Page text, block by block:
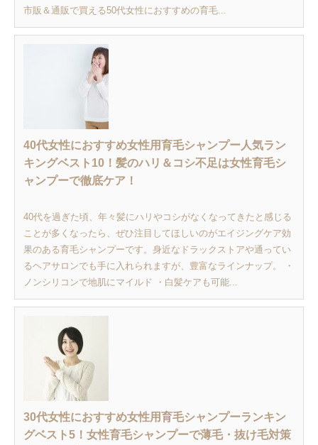
市販＆通販で買える50代女性におすすめの育毛...
40代女性におすすめ女性用育毛シャンプー人気ラン
キングベスト10！髪のハリ＆コシ不足は女性育毛シ
ャンプーで徹底ケア！
40代を過ぎた頃、年々髪にハリやコシがなくなってきたと感じる
ことが多くなったら、ぜひ注目してほしいのがエイジングケア効
果のある育毛シャンプーです。身近なドラックストアや通ってい
るヘアサロンでも手に入れられますが、豊富なラインナップ。 ・
ノンシリコンで地肌にマイルド ・白髪ケアも可能...
30代女性におすすめ女性用育毛シャンプーランキン
グベスト5！女性育毛シャンプーで薄毛・抜け毛対策